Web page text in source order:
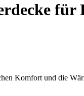
für
Komfort und die